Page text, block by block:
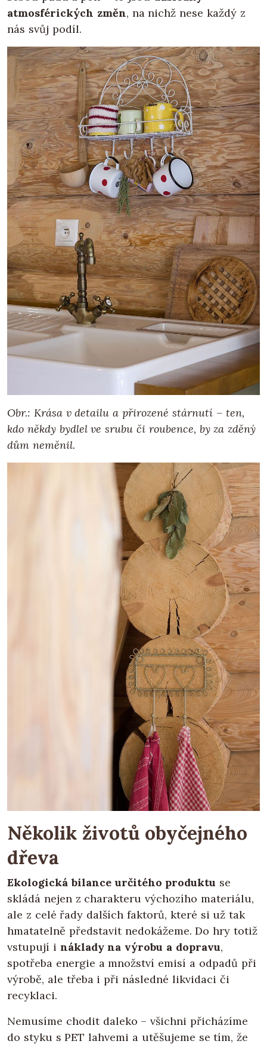
atmosférických změn, na nichž nese každý z
nás svůj podíl.
Obr.: Krása v detailu a přirozené stárnutí – ten,
kdo někdy bydlel ve srubu či roubence, by za zděný
dům neměnil.
Několik životů obyčejného
dřeva
Ekologická bilance určitého produktu se
skládá nejen z charakteru výchozího materiálu,
ale z celé řady dalších faktorů, které si už tak
hmatatelně představit nedokážeme. Do hry totiž
vstupují i náklady na výrobu a dopravu,
spotřeba energie a množství emisí a odpadů při
výrobě, ale třeba i při následné likvidaci či
recyklaci.
Nemusíme chodit daleko – všichni přicházíme
do styku s PET lahvemi a utěšujeme se tím, že